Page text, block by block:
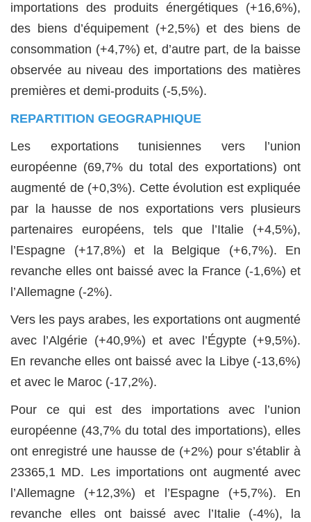
importations des produits énergétiques (+16,6%),
des biens d’équipement (+2,5%) et des biens de
consommation (+4,7%) et, d’autre part, de la baisse
observée au niveau des importations des matières
premières et demi-produits (-5,5%).
REPARTITION GEOGRAPHIQUE
Les exportations tunisiennes vers l’union
européenne (69,7% du total des exportations) ont
augmenté de (+0,3%). Cette évolution est expliquée
par la hausse de nos exportations vers plusieurs
partenaires européens, tels que l’Italie (+4,5%),
l’Espagne (+17,8%) et la Belgique (+6,7%). En
revanche elles ont baissé avec la France (-1,6%) et
l’Allemagne (-2%).
Vers les pays arabes, les exportations ont augmenté
avec l’Algérie (+40,9%) et avec l’Égypte (+9,5%).
En revanche elles ont baissé avec la Libye (-13,6%)
et avec le Maroc (-17,2%).
Pour ce qui est des importations avec l’union
européenne (43,7% du total des importations), elles
ont enregistré une hausse de (+2%) pour s’établir à
23365,1 MD. Les importations ont augmenté avec
l’Allemagne (+12,3%) et l’Espagne (+5,7%). En
revanche elles ont baissé avec l’Italie (-4%), la